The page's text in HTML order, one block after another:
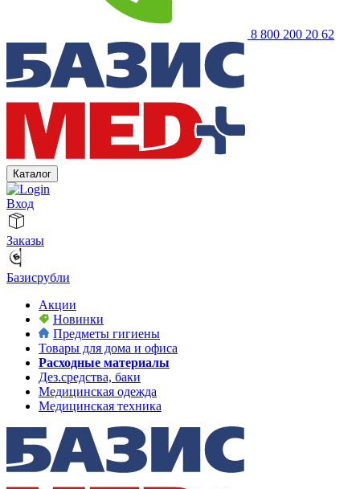
8 800 200 20 62
Каталог
Вход
Заказы
Базисрубли
Акции
Новинки
Предметы гигиены
Товары для дома и офиса
Расходные материалы
Дез.средства, баки
Медицинская одежда
Медицинская техника